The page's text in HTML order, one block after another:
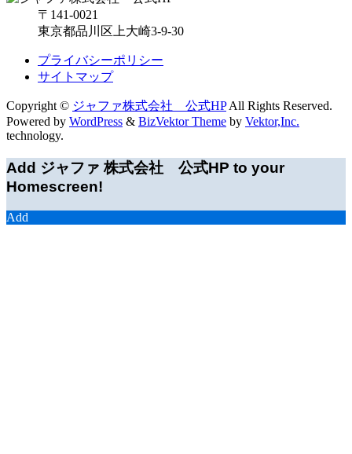
〒141-0021
東京都品川区上大崎3-9-30
プライバシーポリシー
サイトマップ
Copyright © ジャファ株式会社 公式HPAll Rights Reserved.
Powered by WordPress & BizVektor Theme by Vektor,Inc.
technology.
Add ジャファ 株式会社 公式HP to your
Homescreen!
Add